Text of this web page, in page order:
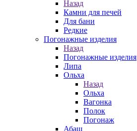
Назад
Камни для печей
Для бани
Редкие
Погонажные изделия
Назад
Погонажные изделия
Липа
Ольха
Назад
Ольха
Вагонка
Полок
Погонаж
Абаш